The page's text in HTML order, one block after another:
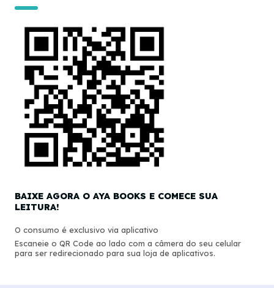
BAIXE AGORA O AYA BOOKS E COMECE SUA
LEITURA!
O consumo é exclusivo via aplicativo
Escaneie o QR Code ao lado com a câmera do seu celular
para ser redirecionado para sua loja de aplicativos.